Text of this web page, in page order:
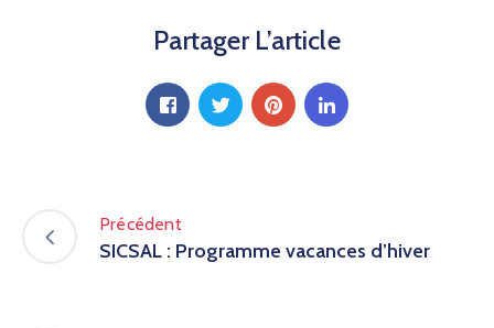
Partager L’article
Précédent
SICSAL : Programme vacances d’hiver